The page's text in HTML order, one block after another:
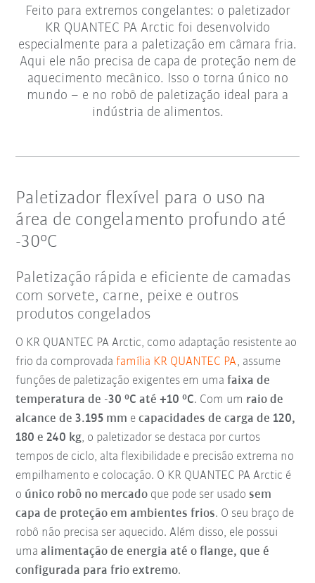
Feito para extremos congelantes: o paletizador
KR QUANTEC PA Arctic foi desenvolvido
especialmente para a paletização em câmara fria.
Aqui ele não precisa de capa de proteção nem de
aquecimento mecânico. Isso o torna único no
mundo – e no robô de paletização ideal para a
indústria de alimentos.
Paletizador flexível para o uso na
área de congelamento profundo até
-30°C
Paletização rápida e eficiente de camadas
com sorvete, carne, peixe e outros
produtos congelados
O KR QUANTEC PA Arctic, como adaptação resistente ao
frio da comprovada família KR QUANTEC PA, assume
funções de paletização exigentes em umafaixa de
temperatura de -30 °C até +10 °C. Com um raio de
alcance de 3.195 mm e capacidades de carga de 120,
180 e 240 kg, o paletizador se destaca por curtos
tempos de ciclo, alta flexibilidade e precisão extrema no
empilhamento e colocação. O KR QUANTEC PA Arctic é
o único robô no mercado que pode ser usadosem
capa de proteção em ambientes frios. O seu braço de
robô não precisa ser aquecido. Além disso, ele possui
uma alimentação de energia até o flange, que é
configurada para frio extremo.